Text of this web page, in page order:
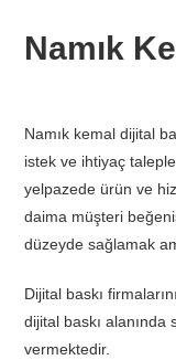
Namık
Namık kemal dijital
istek ve ihtiyaç
yelpazede ürün ve
daima müşteri
düzeyde sağlamak
Dijital baskı
dijital baskı
vermektedir.